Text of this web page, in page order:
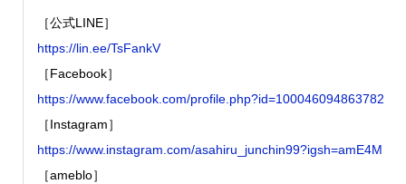
［公式LINE］
https://lin.ee/TsFankV
［Facebook］
https://www.facebook.com/profile.php?id=100046094863782
［Instagram］
https://www.instagram.com/
［ameblo］